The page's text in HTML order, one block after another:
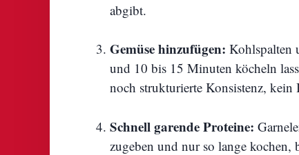
abgibt.
Gemüse hinzufügen: Kohlspalten
und 10 bis 15 Minuten köcheln
noch strukturierte Konsistenz, kein
Schnell garende Proteine:
zugeben und nur so lange kochen,